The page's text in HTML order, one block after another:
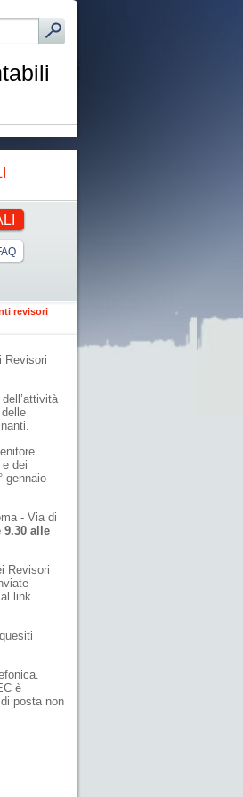
revisori
Revisori
dei
gennaio
- Via di
9.30 alle
Revisori
link
è
posta non